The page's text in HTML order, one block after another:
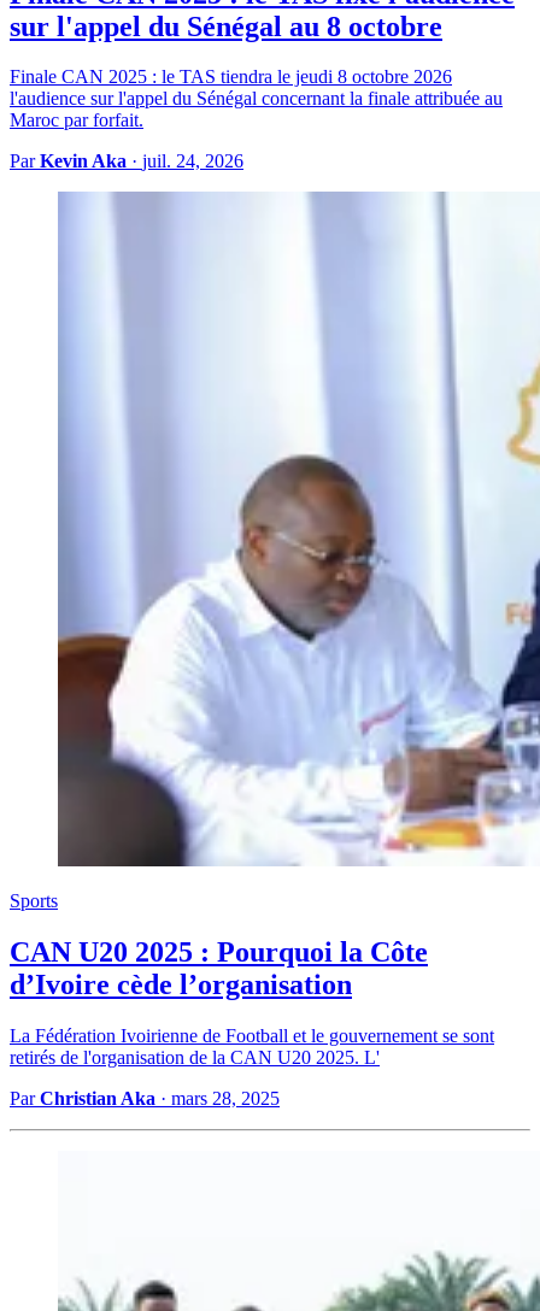
sur l'appel du Sénégal au 8 octobre
Finale CAN 2025 : le TAS tiendra le jeudi 8 octobre 2026
l'audience sur l'appel du Sénégal concernant la finale attribuée au
Maroc par forfait.
ParKevin Aka · juil. 24, 2026
Sports
CAN U20 2025 : Pourquoi la Côte
d’Ivoire cède l’organisation
La Fédération Ivoirienne de Football et le gouvernement se sont
retirés de l'organisation de la CAN U20 2025. L'
ParChristian Aka · mars 28, 2025